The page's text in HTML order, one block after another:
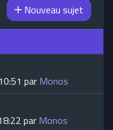
Nouveau sujet
parMonos
parMonos